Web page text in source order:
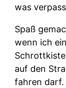
was
Spaß
wenn ich
auf den
fahren darf.